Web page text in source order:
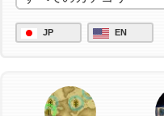
JP EN